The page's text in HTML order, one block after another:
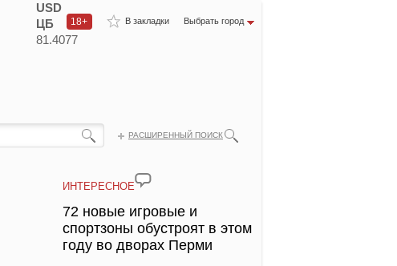
В закладки Выбрать город
18+
USD
ЦБ
81.4077
РАСШИРЕННЫЙ ПОИСК
ИНТЕРЕСНОЕ
72 новые игровые и
спортзоны обустроят в этом
году во дворах Перми